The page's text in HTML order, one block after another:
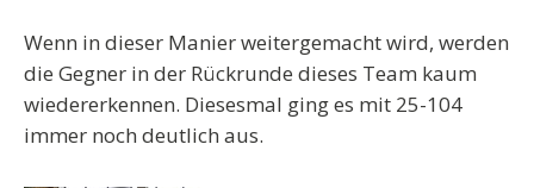
Wenn in dieser Manier weitergemacht wird, werden
die Gegner in der Rückrunde dieses Team kaum
wiedererkennen. Diesesmal ging es mit 25-104
immer noch deutlich aus.